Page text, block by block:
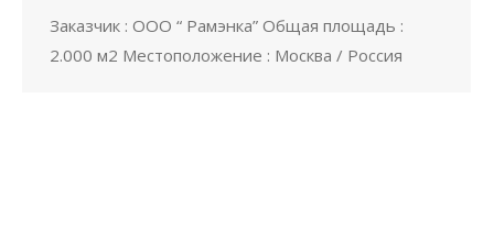
Заказчик : OOO “ Рамэнка” Общая площадь :
2.000 м2 Местоположение : Москва / Россия